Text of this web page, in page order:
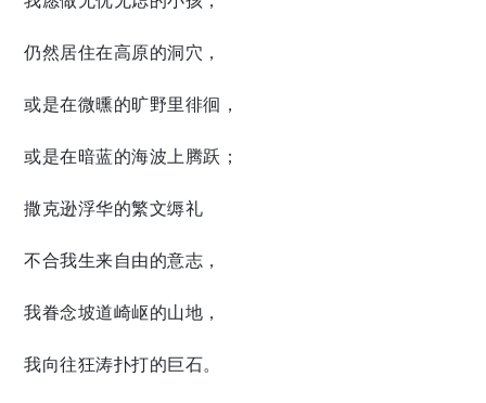
仍然居住在高原的洞穴，
或是在微曛的旷野里徘徊，
或是在暗蓝的海波上腾跃；
撒克逊浮华的繁文缛礼
不合我生来自由的意志，
我眷念坡道崎岖的山地，
我向往狂涛扑打的巨石。